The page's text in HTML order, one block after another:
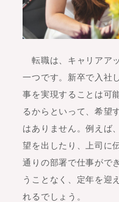
転職は、キャリアア
一つです。新卒で入社
事を実現することは可
るからといって、希望
はありません。例えば
望を出したり、上司に
通りの部署で仕事がで
うことなく、定年を迎
れるでしょう。